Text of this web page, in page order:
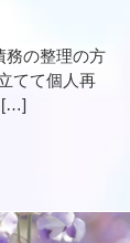
務の整理の方
てて個人再
[…]